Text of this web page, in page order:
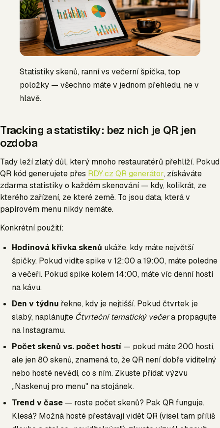
Statistiky skenů, ranní vs večerní špička, top
položky — všechno máte v jednom přehledu, ne v
hlavě.
Tracking a statistiky: bez nich je QR jen
ozdoba
Tady leží zlatý důl, který mnoho restauratérů přehlíží. Pokud
QR kód generujete přes RDY.cz QR generátor, získáváte
zdarma statistiky o každém skenování — kdy, kolikrát, ze
kterého zařízení, ze které země. To jsou data, která v
papírovém menu nikdy nemáte.
Konkrétní použití:
Hodinová křivka skenů ukáže, kdy máte největší
špičky. Pokud vidíte spike v 12:00 a 19:00, máte poledne
a večeři. Pokud spike kolem 14:00, máte víc denní hostí
na kávu.
Den v týdnu řekne, kdy je nejtišší. Pokud čtvrtek je
slabý, naplánujte Čtvrteční tematický večera propagujte
na Instagramu.
Počet skenů vs. počet hostí — pokud máte 200 hostí,
ale jen 80 skenů, znamená to, že QR není dobře viditelný
nebo hosté nevědí, co s ním. Zkuste přidat výzvu
„Naskenuj pro menu" na stojánek.
Trend v čase — roste počet skenů? Pak QR funguje.
Klesá? Možná hosté přestávají vidět QR (visel tam příliš